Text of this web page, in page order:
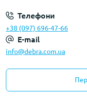
Телефони
+38 (097) 696-47-66
E-mail
info@debra.com.ua